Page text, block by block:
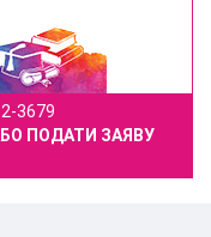
3679
ПОДАТИ ЗАЯВУ